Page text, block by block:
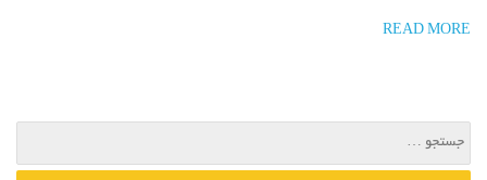
READ MORE